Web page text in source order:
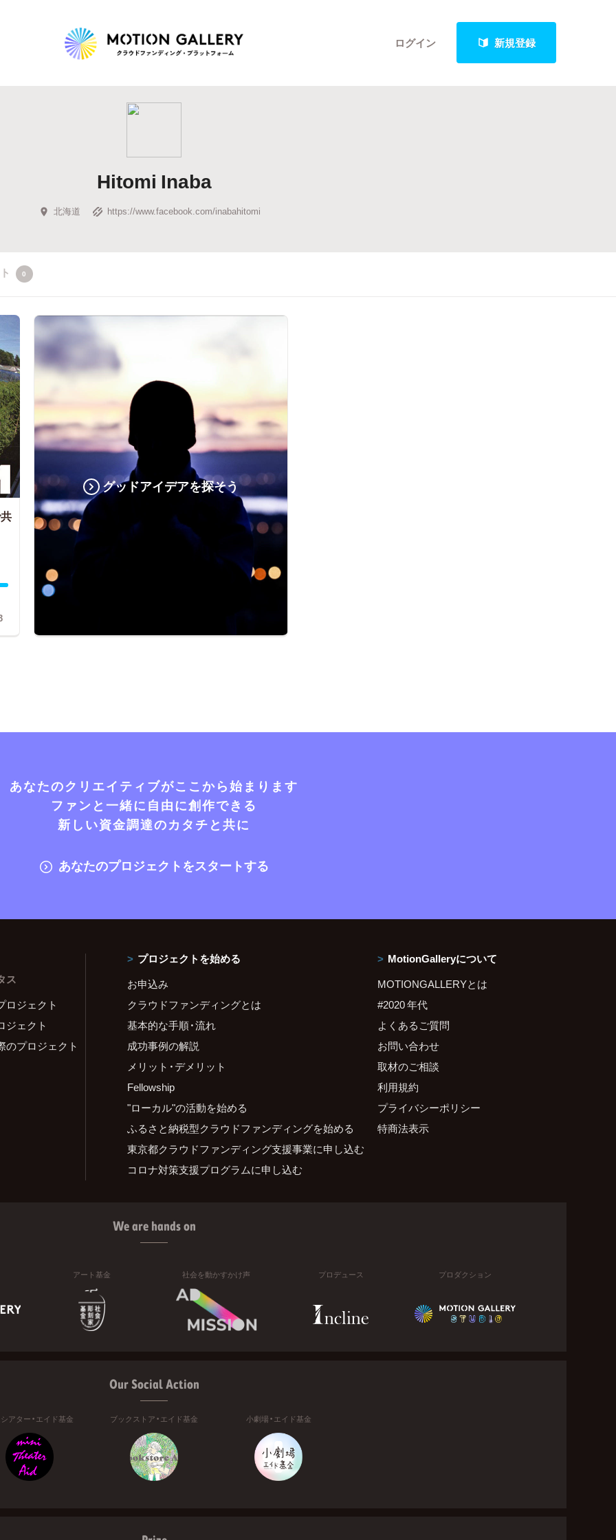
ログイン 新規登録
Highlight
Feature
タグから探す キュレーターから探す 特集から探す
Hitomi Inaba
北海道 https://www.facebook.com/inabahitomi
0
グッドアイデアを探そう
あなたのクリエイティブがここから始まります
ファンと一緒に自由に創作できる
新しい資金調達のカタチと共に
あなたのプロジェクトをスタートする
ス
ロジェクト
ジェクト
のプロジェクト
プロジェクトを始める
お申込み
クラウドファンディングとは
基本的な手順・流れ
成功事例の解説
メリット・デメリット
Fellowship
"ローカル"の活動を始める
ふるさと納税型クラウドファンディングを始める
東京都クラウドファンディング支援事業に申し込む
コロナ対策支援プログラムに申し込む
MotionGalleryについて
MOTIONGALLERYとは
#2020 年代
よくあるご質問
お問い合わせ
取材のご相談
利用規約
プライバシーポリシー
特商法表示
We are hands on
アート基金 社会を動かすかけ声 プロデュース プロダクション
Our Social Action
アター・エイド基金 ブックストア・エイド基金 小劇場・エイド基金